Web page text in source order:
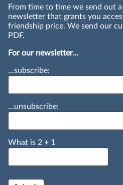
From time to time we send out
newsletter that grants you
friendship price. We send our
PDF.
For our newsletter...
...subscribe:
...unsubscribe:
What is 2 + 1